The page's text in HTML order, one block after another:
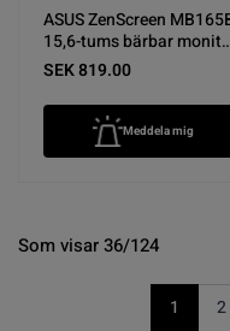
ASUS ZenScreen
15,6-tums bärbar
- Nyskick
SEK 819.00
Meddela mig
Som visar 36/124
You're
1 2